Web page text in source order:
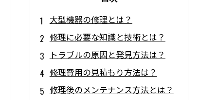
大型機器の修理とは？
修理に必要な知識と技術とは？
トラブルの原因と発見方法は？
修理費用の見積もり方法は？
修理後のメンテナンス方法とは？